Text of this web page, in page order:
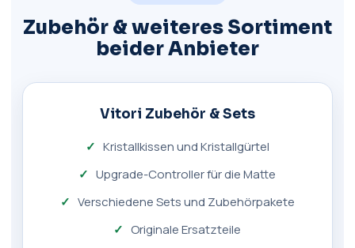
Zubehör & weiteres Sortiment
beider Anbieter
Vitori Zubehör & Sets
Kristallkissen und Kristallgürtel
Upgrade-Controller für die Matte
Verschiedene Sets und Zubehörpakete
Originale Ersatzteile